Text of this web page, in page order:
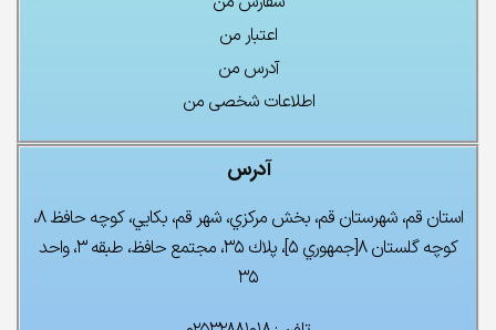
اعتبار من
آدرس من
اطلاعات شخصی من
آدرس
استان قم، شهرستان قم، بخش مركزي، شهر قم، بكايي، كوچه حافظ ۸،
كوچه گلستان ۸[جمهوري ۵]، پلاك ۳۵، مجتمع حافظ، طبقه ۳، واحد
۳۵